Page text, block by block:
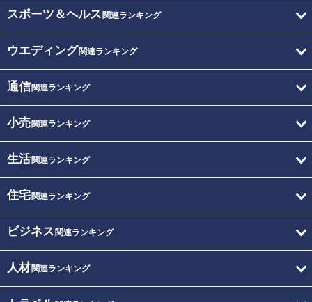
スポーツ＆ヘルス 関連ランキング
ウエディング関連ランキング
通信関連ランキング
小売関連ランキング
生活関連ランキング
住宅関連ランキング
ビジネス 関連ランキング
人材関連ランキング